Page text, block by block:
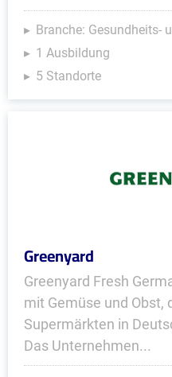
Branche: Gesundheits-
1 Ausbildung
5 Standorte
Greenyard
Greenyard Fresh
mit Gemüse und Obst,
Supermärkten in
Das Unternehmen...